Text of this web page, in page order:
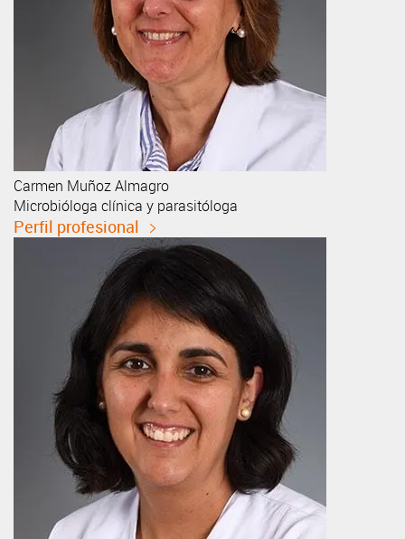
Carmen Muñoz Almagro
Microbióloga clínica y parasitóloga
Perfil profesional